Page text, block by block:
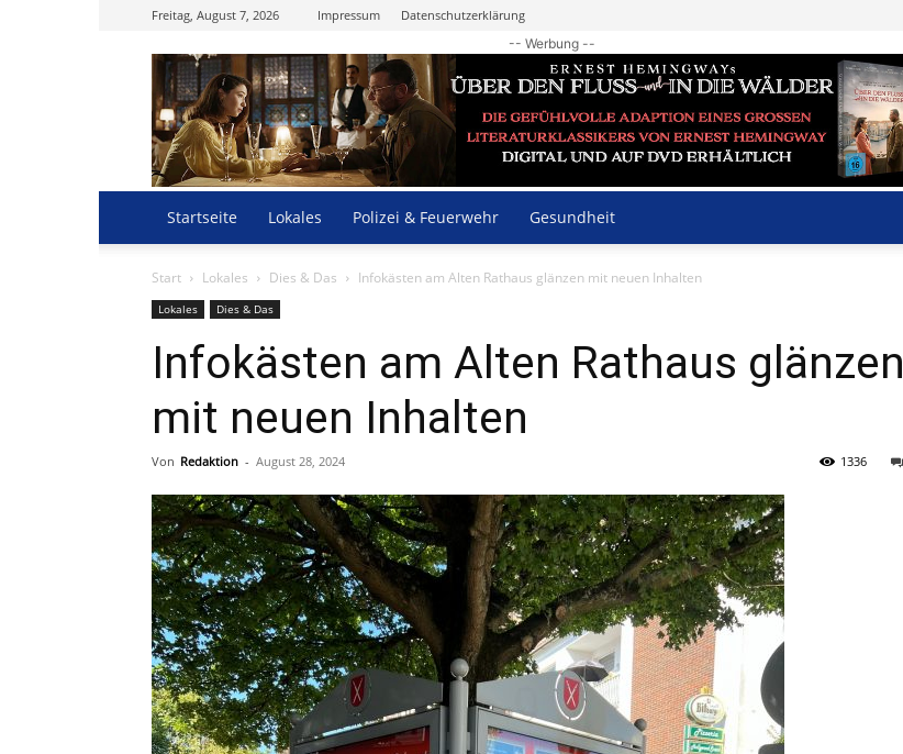
Freitag, August 7, 2026 Impressum Datenschutzerklärung
-- Werbung --
Startseite Lokales Polizei & Feuerwehr Gesundheit
Start Lokales Dies & Das Infokästen am Alten Rathaus glänzen mit neuen Inhalten
Lokales Dies & Das
Infokästen am Alten Rathaus glänzen
mit neuen Inhalten
Von Redaktion - August 28, 2024 1336